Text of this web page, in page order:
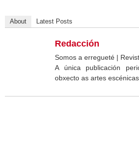
About Latest Posts
Redacción
Somos a erregueté |
A única publicación
obxecto as artes